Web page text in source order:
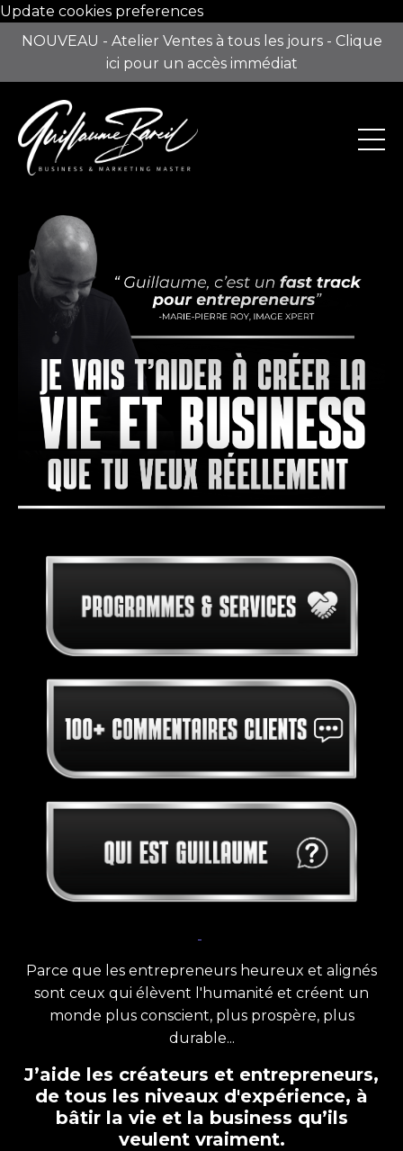
Update cookies preferences
NOUVEAU - Atelier Ventes à tous les jours - Clique
ici pour un accès immédiat
Parce que les entrepreneurs heureux et alignés
sont ceux qui élèvent l'humanité et créent un
monde plus conscient, plus prospère, plus
durable...
J’aide les créateurs et entrepreneurs,
de tous les niveaux d'expérience, à
bâtir la vie et la business qu’ils
veulent vraiment.